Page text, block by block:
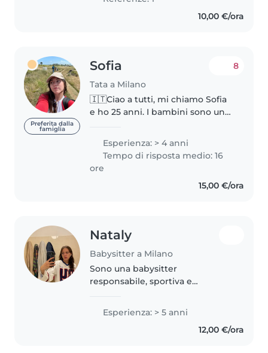
10,00 €/ora
Preferita dalla
famiglia
Sofia
Tata a Milano
8
🇮🇹Ciao a tutti, mi chiamo Sofia
e ho 25 anni. I bambini sono una
insieme agli animali e alla
musica. Mi reputo una ragazza
solare, determinata, sensibile..
Esperienza: > 4 anni
Tempo di risposta medio: 16
ore
15,00 €/ora
Nataly
Babysitter a Milano
Sono una babysitter
responsabile, sportiva e
tutte le fasce d'età dai bebè ai
teenager. Pur non avendo
ancora molta esperienza pratica,
Esperienza: > 5 anni
12,00 €/ora